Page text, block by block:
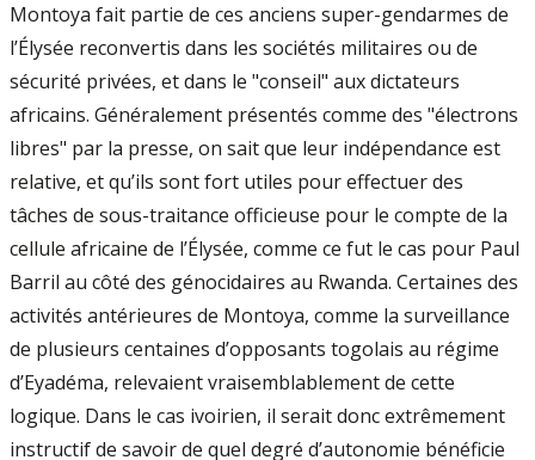
Montoya fait partie de ces anciens super-gendarmes de
l’Élysée reconvertis dans les sociétés militaires ou de
sécurité privées, et dans le "conseil" aux dictateurs
africains. Généralement présentés comme des "électrons
libres" par la presse, on sait que leur indépendance est
relative, et qu’ils sont fort utiles pour effectuer des
tâches de sous-traitance officieuse pour le compte de la
cellule africaine de l’Élysée, comme ce fut le cas pour Paul
Barril au côté des génocidaires au Rwanda. Certaines des
activités antérieures de Montoya, comme la surveillance
de plusieurs centaines d’opposants togolais au régime
d’Eyadéma, relevaient vraisemblablement de cette
logique. Dans le cas ivoirien, il serait donc extrêmement
instructif de savoir de quel degré d’autonomie bénéficie